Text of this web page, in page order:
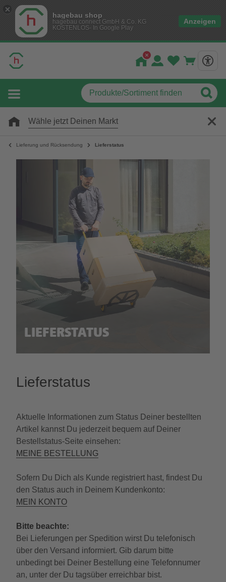
hagebau shop
hagebau connect GmbH & Co. KG
KOSTENLOS- In Google Play
Anzeigen
Wähle jetzt Deinen Markt
Lieferung und Rücksendung Lieferstatus
LIEFERSTATUS
Lieferstatus
Aktuelle Informationen zum Status Deiner bestellten
Artikel kannst Du jederzeit bequem auf Deiner
Bestellstatus-Seite einsehen:
MEINE BESTELLUNG
Sofern Du Dich als Kunde registriert hast, findest Du
den Status auch in Deinem Kundenkonto:
MEIN KONTO
Bitte beachte:
Bei Lieferungen per Spedition wirst Du telefonisch
über den Versand informiert. Gib darum bitte
unbedingt bei Deiner Bestellung eine Telefonnumer
an, unter der Du tagsüber erreichbar bist.